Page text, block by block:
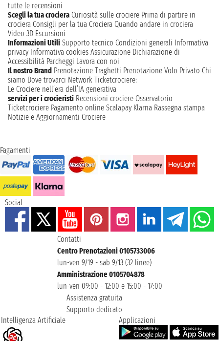
tutte le recensioni
Scegli la tua crociera Curiosità sulle crociere Prima di partire in
crociera Consigli per la tua Crociera Quando andare in crociera
Video 3D Escursioni
Informazioni Utili Supporto tecnico Condizioni generali Informativa
privacy Informativa cookies Assicurazione Dichiarazione di
Accessibilità Parcheggi Lavora con noi
Il nostro Brand Prenotazione Traghetti Prenotazione Volo Privato Chi
siamo Dove trovarci Network Ticketcrociere:
Le Crociere nell’era dell’IA generativa
servizi per i crocieristi Recensioni crociere Osservatorio
Ticketcrociere Pagamento online Scalapay Klarna Rassegna stampa
Notizie e Aggiornamenti Crociere
Pagamenti
Social
Contatti
Centro Prenotazioni 0105733006
lun-ven 9/19 - sab 9/13 (32 linee)
Amministrazione 0105704878
lun-ven 09:00 - 12:00 e 15:00 - 17:00
Assistenza gratuita
Supporto dedicato
Intelligenza Artificiale
Applicazioni